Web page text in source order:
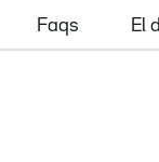
Faqs El